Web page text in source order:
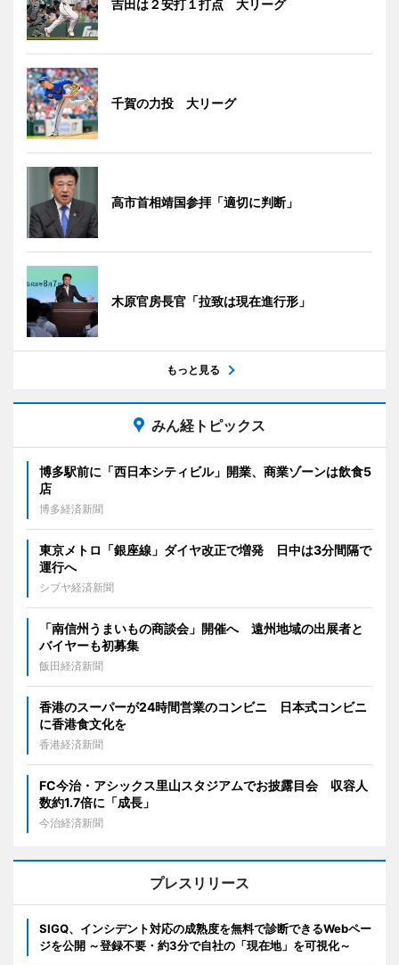
吉田は２安打１打点 大リーグ
千賀の力投 大リーグ
高市首相靖国参拝「適切に判断」
木原官房長官「拉致は現在進行形」
もっと見る
みん経トピックス
博多駅前に「西日本シティビル」開業、商業ゾーンは飲食5
店
博多経済新聞
東京メトロ「銀座線」ダイヤ改正で増発 日中は3分間隔で
運行へ
シブヤ経済新聞
「南信州うまいもの商談会」開催へ 遠州地域の出展者と
バイヤーも初募集
飯田経済新聞
香港のスーパーが24時間営業のコンビニ 日本式コンビニ
に香港食文化を
香港経済新聞
FC今治・アシックス里山スタジアムでお披露目会 収容人
数約1.7倍に「成長」
今治経済新聞
プレスリリース
SIGQ、インシデント対応の成熟度を無料で診断できるWebペー
ジを公開 ～登録不要・約3分で自社の「現在地」を可視化～